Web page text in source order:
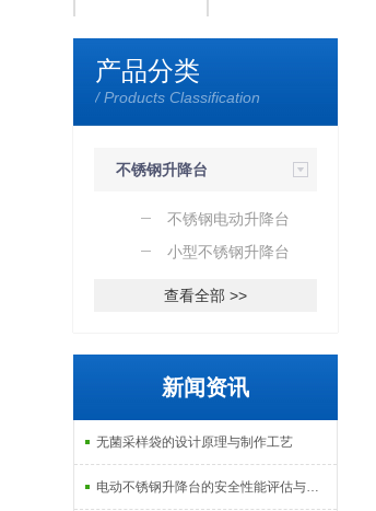
产品分类
/ Products Classification
不锈钢升降台
（加工定制）不锈钢电动升降台
小型不锈钢升降台
查看全部 >>
新闻资讯
无菌采样袋的设计原理与制作工艺
电动不锈钢升降台的安全性能评估与控制